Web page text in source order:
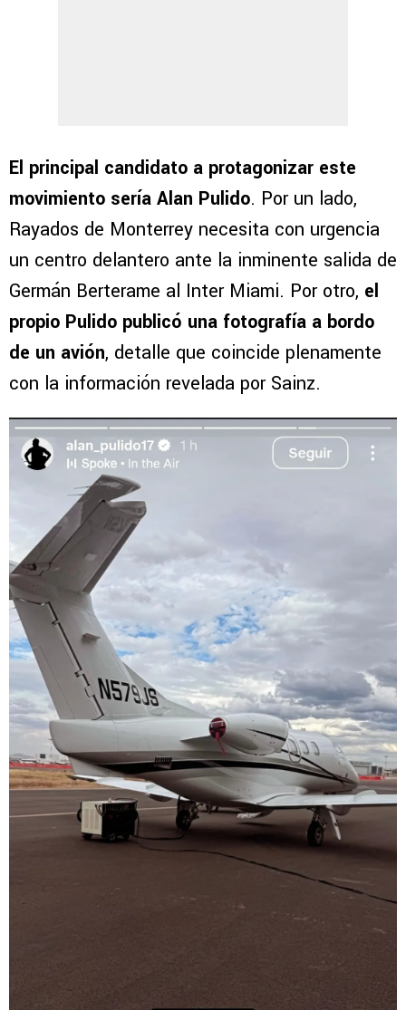
El principal candidato a protagonizar este
movimiento sería Alan Pulido. Por un lado,
Rayados de Monterrey necesita con urgencia
un centro delantero ante la inminente salida de
Germán Berterame al Inter Miami. Por otro, el
propio Pulido publicó una fotografía a bordo
de un avión, detalle que coincide plenamente
con la información revelada por Sainz.